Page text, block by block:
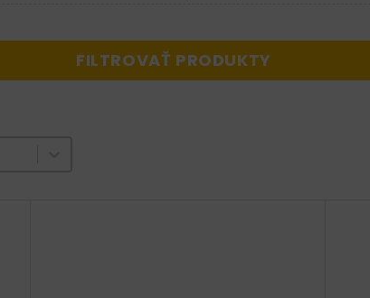
FILTROVAŤ PRODUKTY